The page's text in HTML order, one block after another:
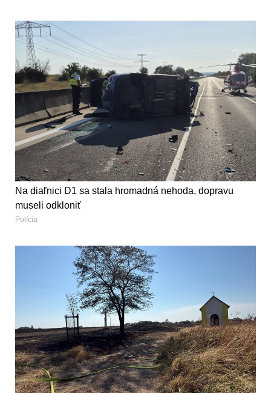
Na diaľnici D1 sa stala hromadná nehoda, dopravu
museli odkloniť
Polícia